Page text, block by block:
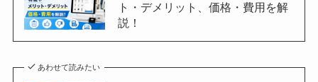
ト・デメリット、価格・費用を解
説！
あわせて読みたい